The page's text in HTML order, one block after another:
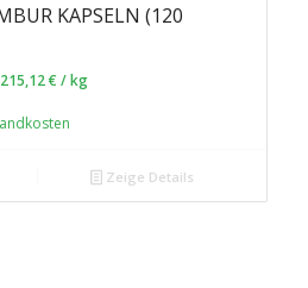
KAPSELN (120
215,12€ /kg
Zeige Details